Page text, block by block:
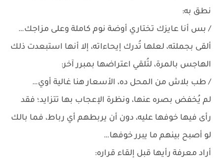
نطق به:
/ بس أنا عايزك تختاري أوضة نوم كاملة وعلى مزاجك…
ألقى بجملته، لعلها تُدرك إيحاءاته، إلا أنها استبعدت ذلك
الهاجس بالمرة، لتُلقي اعتراضها بمبرر آخر:
/ طب بلاش من المحل ده، الأسعار هنا غالية أوي…
لم يُخفض بصره عنها، ونظرة الإعجاب بها تتزايد؛ فقد
رأى فيها خوفها عليه، دون أن يربطهم أي رباط، فما بالك
لو أصبح بينهم ما يبرر خوفها…
أراد معرفة رأيها قبل إلقاء قراره: